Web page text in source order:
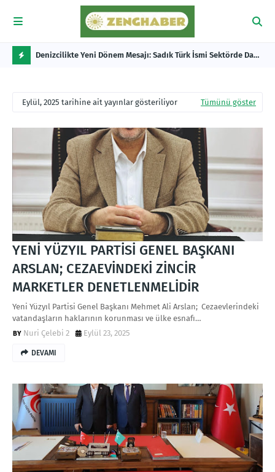
S
Denizcilikte Yeni Dönem Mesajı: Sadık Türk İsmi Sektörde Daha
Eylül, 2025 tarihine ait yayınlar gösteriliyor Tümünü göster
YENİ YÜZYIL PARTİSİ GENEL BAŞKANI
ARSLAN; CEZAEVİNDEKİ ZİNCİR
MARKETLER DENETLENMELİDİR
Yeni Yüzyıl Partisi Genel Başkanı Mehmet Ali Arslan; Cezaevlerindeki
vatandaşların haklarının korunması ve ülke esnafı…
Nuri Çelebi 2
Eylül 23, 2025
DEVAMI